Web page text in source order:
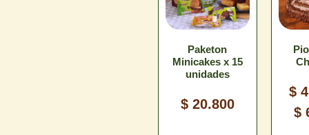
Limpiar
Paketon
Minicakes x 15
unidades
$20.800
$
$